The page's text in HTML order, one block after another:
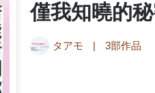
僅我知曉的
タアモ | 3部作品